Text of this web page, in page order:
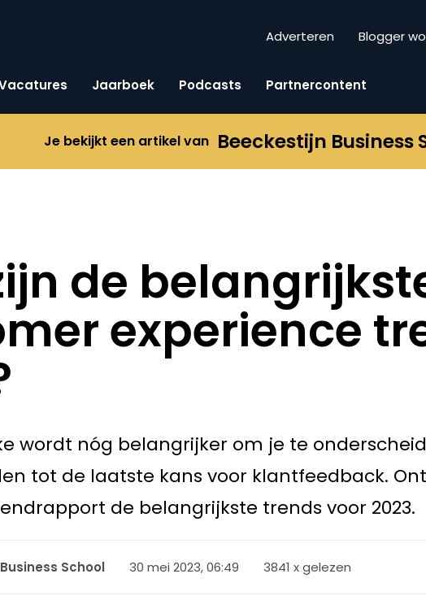
Adverteren Blogger
Jaarboek Podcasts Partnercontent
Je bekijkt een artikel van Beeckestijn Business
de
experience
wordt nóg belangrijker om je te
tot de laatste kans voor klantfeedback.
de belangrijkste trends voor 2023.
School 30 mei 2023, 06:49 3841 x gelezen